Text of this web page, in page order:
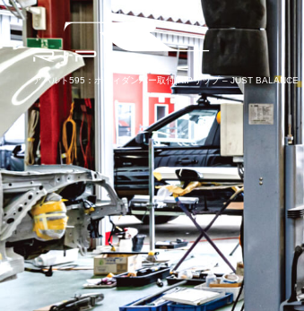
アバルト595：ボディダンパー取付|RIPリップ – JUST BALANCE